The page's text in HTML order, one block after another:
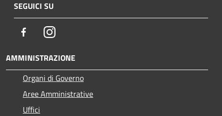
SEGUICI SU
FacebookInstagram
AMMINISTRAZIONE
Organi di Governo
Aree Amministrative
Uffici